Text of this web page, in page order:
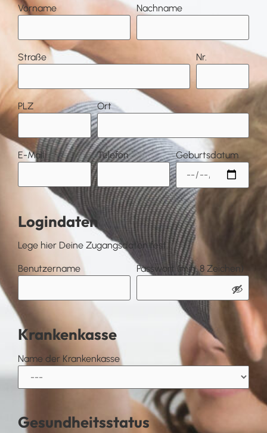
Vorname Nachname
Straße Nr.
PLZ Ort
E-Mail Telefon Geburtsdatum
Logindaten
Lege hier Deine Zugangsdaten fest.
Benutzername Passwort (min. 8 Zeichen)
Krankenkasse
Name der Krankenkasse
Gesundheitsstatus